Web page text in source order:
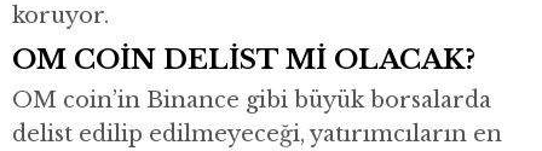
koruyor.
OM COİN DELİST Mİ OLACAK?
OM coin’in Binance gibi büyük borsalarda
delist edilip edilmeyeceği, yatırımcıların en